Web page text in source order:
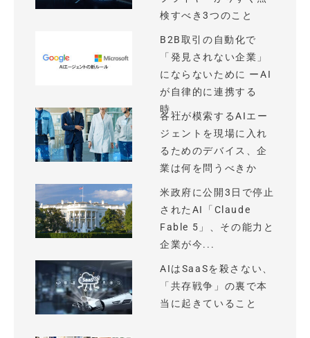
検すべき3つのこと
B2B取引の自動化で
「発見されない企業」
にならないために ーAI
が自律的に連携する
時...
各社が模索するAIエー
ジェントを現場に入れ
るためのデバイス、企
業は何を問うべきか
米政府に公開3日で停止
されたAI「Claude
Fable 5」、その能力と
企業が今...
AIはSaaSを殺さない、
「共存戦争」の裏で本
当に起きていること